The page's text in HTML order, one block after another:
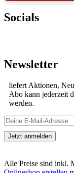
Socials
Newsletter
liefert Aktionen,
Abo kann jederzeit
werden.
Alle Preise sind inkl.